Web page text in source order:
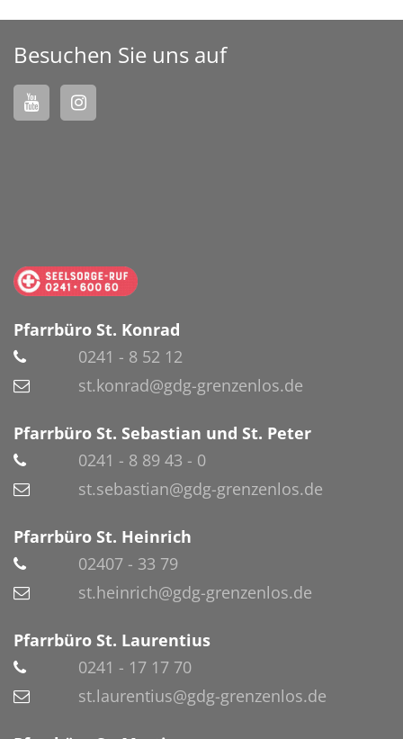
Besuchen Sie uns auf
Pfarrbüro St. Konrad
0241 - 8 52 12
st.konrad@gdg-grenzenlos.de
Pfarrbüro St. Sebastian und St. Peter
0241 - 8 89 43 - 0
st.sebastian@gdg-grenzenlos.de
Pfarrbüro St. Heinrich
02407 - 33 79
st.heinrich@gdg-grenzenlos.de
Pfarrbüro St. Laurentius
0241 - 17 17 70
st.laurentius@gdg-grenzenlos.de